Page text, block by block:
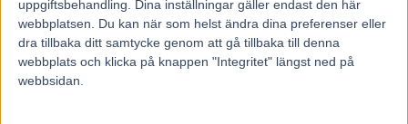
uppgiftsbehandling. Dina inställningar gäller endast den här
webbplatsen. Du kan när som helst ändra dina preferenser eller
dra tillbaka ditt samtycke genom att gå tillbaka till denna
webbplats och klicka på knappen "Integritet" längst ned på
webbsidan.
Danderydsbon Bengt Wedin som äger sjuåriga stoet 14 Starstrucked
i V75-4.
– Bengt har aviserat det i alla fall, så det hoppas jag. Och så hoppas
vi på fint väder naturligtvis, säger Strömberg.
Fjolårets siffror har redan passerats för travtränare Hans R
Strömberg i Rättvik som lever ett lugnare liv som aktiv numera